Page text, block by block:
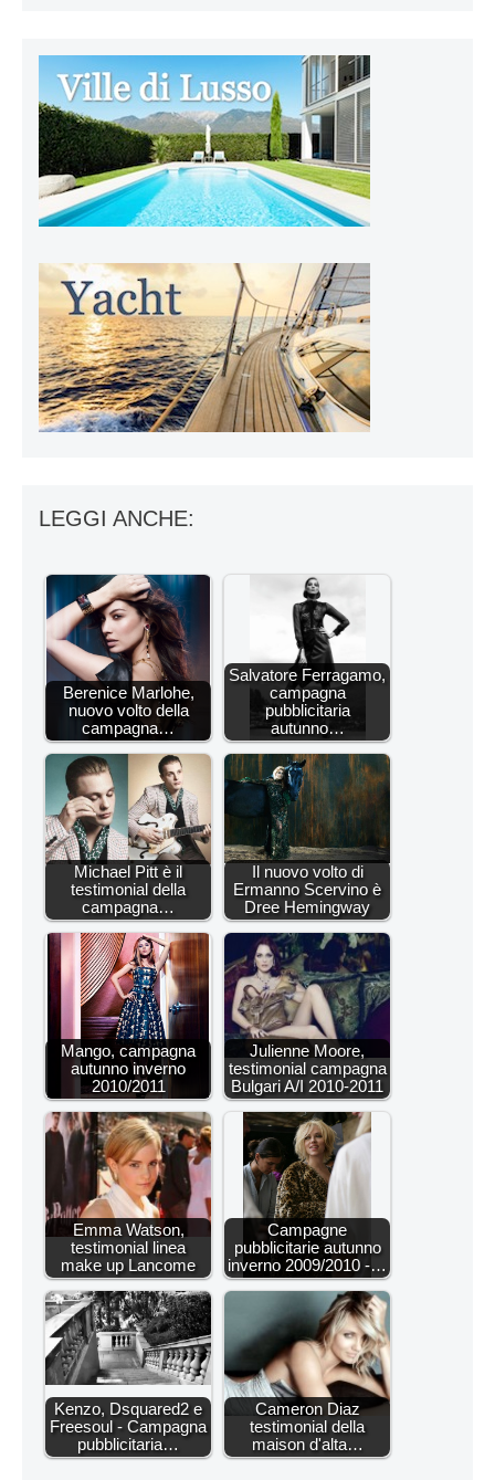
LEGGI ANCHE:
Berenice Marlohe,
nuovo volto della
campagna…
Salvatore Ferragamo,
campagna
pubblicitaria
autunno…
Michael Pitt è il
testimonial della
campagna…
Il nuovo volto di
Ermanno Scervino è
Dree Hemingway
Mango, campagna
autunno inverno
2010/2011
Julienne Moore,
testimonial campagna
Bulgari A/I 2010-2011
Emma Watson,
testimonial linea
make up Lancome
Campagne
pubblicitarie autunno
inverno 2009/2010 -…
Kenzo, Dsquared2 e
Freesoul - Campagna
pubblicitaria…
Cameron Diaz
testimonial della
maison d'alta…